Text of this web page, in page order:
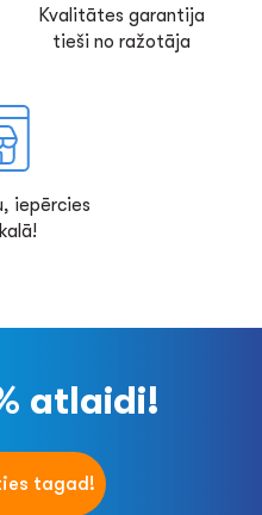
Kvalitātes garantija
tieši no ražotāja
iepērcies
atlaidi!
tagad!